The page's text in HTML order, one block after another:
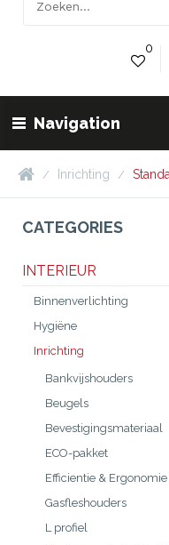
0
Navigation
Inrichting
CATEGORIES
INTERIEUR
Binnenverlichting
Hygiëne
Inrichting
Bankvijshouders
Beugels
Bevestigingsmateriaal
ECO-pakket
Efficientie & Ergonomie
Gasfleshouders
L profiel